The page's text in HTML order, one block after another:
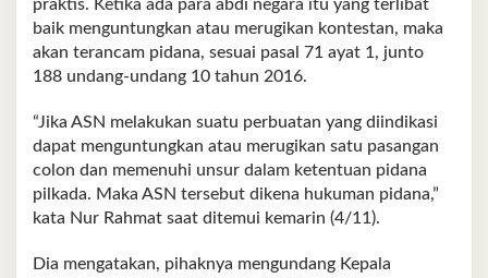
praktis. Ketika ada para abdi negara itu yang terlibat
baik menguntungkan atau merugikan kontestan, maka
akan terancam pidana, sesuai pasal 71 ayat 1, junto
188 undang-undang 10 tahun 2016.
“Jika ASN melakukan suatu perbuatan yang diindikasi
dapat menguntungkan atau merugikan satu pasangan
colon dan memenuhi unsur dalam ketentuan pidana
pilkada. Maka ASN tersebut dikena hukuman pidana,”
kata Nur Rahmat saat ditemui kemarin (4/11).
Dia mengatakan, pihaknya mengundang Kepala